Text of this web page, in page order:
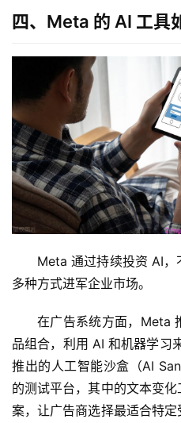
泽
梦
A
I
产
品
目
录
行
资
讯
A
I
免
费
课
登录
四、Meta 的 AI 工具
Meta 通过持续投资 AI，
多种方式进军企业市场。
在广告系统方面，Meta
品组合，利用 AI 和机器学习
推出的人工智能沙盒（AI
的测试平台，其中的文本变
案，让广告商选择最适合特